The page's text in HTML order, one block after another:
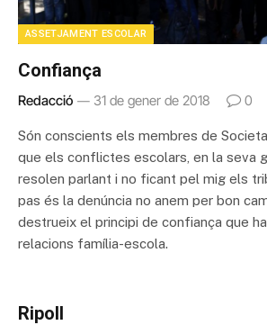
ASSETJAMENT ESCOLAR
Confiança
Redacció 31 de gener de 2018 0
Són conscients els membres de
que els conflictes escolars, en la seva
resolen parlant i no ficant pel mig els
pas és la denúncia no anem per bon
destrueix el principi de confiança que
relacions família-escola.
Ripoll